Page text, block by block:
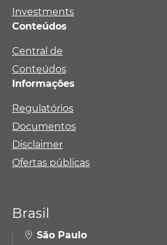
Investments
Conteúdos
Central de
Conteúdos
Informações
Regulatórios
Documentos
Disclaimer
Ofertas públicas
Brasil
São Paulo